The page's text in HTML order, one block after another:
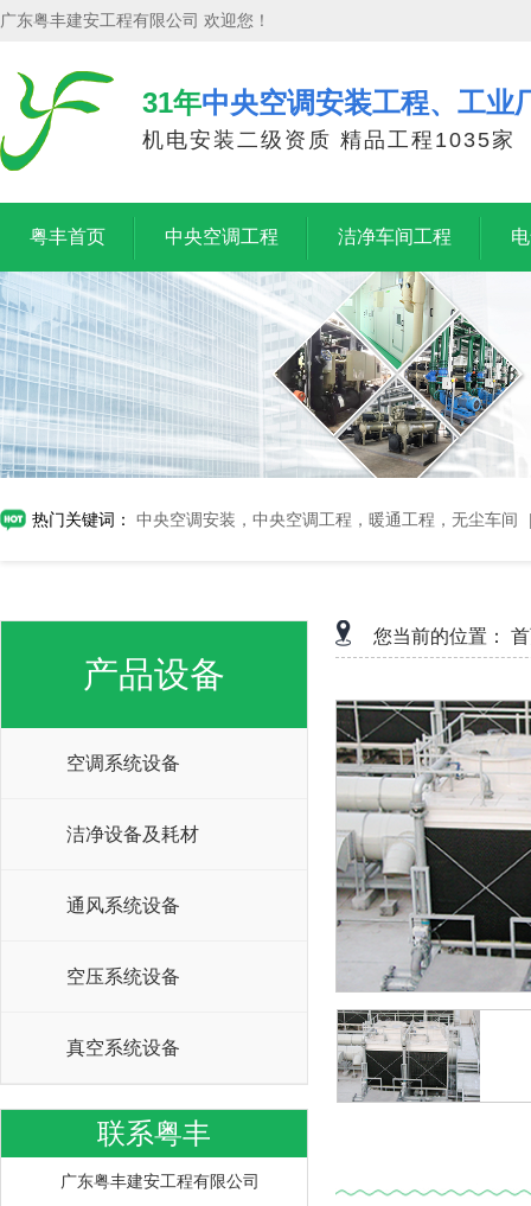
广东粤丰建安工程有限公司 欢迎您！
31年中央空调安装工程、工业
机电安装二级资质 精品工程1035家
粤丰首页 中央空调工程 洁净车间工程
热门关键词： 中央空调安装，中央空调工程，暖通工程，无尘车间
产品设备
空调系统设备
洁净设备及耗材
通风系统设备
空压系统设备
真空系统设备
联系粤丰
广东粤丰建安工程有限公司
您当前的位置：